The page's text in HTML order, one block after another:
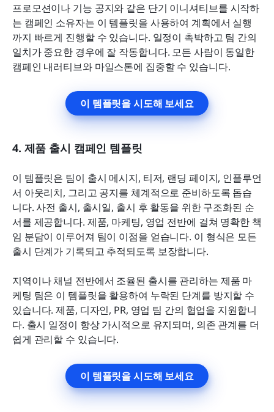
프로모션이나 기능 공지와 같은 단기 이니셔티브를 시작하
는 캠페인 소유자는 이 템플릿을 사용하여 계획에서 실행
까지 빠르게 진행할 수 있습니다. 일정이 촉박하고 팀 간의
일치가 중요한 경우에 잘 작동합니다. 모든 사람이 동일한
캠페인 내러티브와 마일스톤에 집중할 수 있습니다.
이 템플릿을 시도해 보세요
4. 제품 출시 캠페인 템플릿
이 템플릿은 팀이 출시 메시지, 티저, 랜딩 페이지, 인플루언
서 아웃리치, 그리고 공지를 체계적으로 준비하도록 돕습
니다. 사전 출시, 출시일, 출시 후 활동을 위한 구조화된 순
서를 제공합니다. 제품, 마케팅, 영업 전반에 걸쳐 명확한 책
임 분담이 이루어져 팀이 이점을 얻습니다. 이 형식은 모든
출시 단계가 기록되고 추적되도록 보장합니다.
지역이나 채널 전반에서 조율된 출시를 관리하는 제품 마
케팅 팀은 이 템플릿을 활용하여 누락된 단계를 방지할 수
있습니다. 제품, 디자인, PR, 영업 팀 간의 협업을 지원합니
다. 출시 일정이 항상 가시적으로 유지되며, 의존 관계를 더
쉽게 관리할 수 있습니다.
이 템플릿을 시도해 보세요